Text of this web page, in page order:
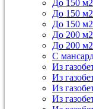
До 150
До 150
До 150 м2
До 200
До 200 м2
С
Из
Из
Из
Из